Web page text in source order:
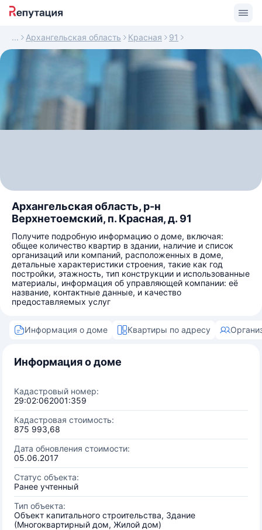
Архангельская область Красная 91
Архангельская область, р-н
Верхнетоемский, п. Красная, д. 91
Получите подробную информацию о доме, включая:
общее количество квартир в здании, наличие и список
организаций или компаний, расположенных в доме,
детальные характеристики строения, такие как год
постройки, этажность, тип конструкции и использованные
материалы, информация об управляющей компании: её
название, контактные данные, и качество
предоставляемых услуг
Информация о доме Квартиры по адресу
Информация о доме
Кадастровый номер:
29:02:062001:359
Кадастровая стоимость:
875 993,68
Дата обновления стоимости:
05.06.2017
Статус объекта:
Ранее учтенный
Тип объекта:
Объект капитального строительства, Здание
(Многоквартирный дом, Жилой дом)